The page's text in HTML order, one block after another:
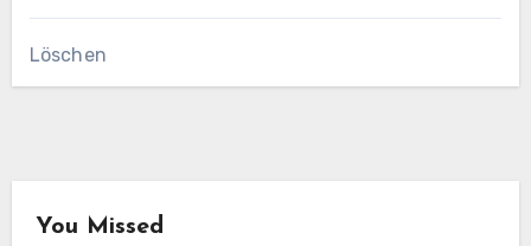
Löschen
You Missed